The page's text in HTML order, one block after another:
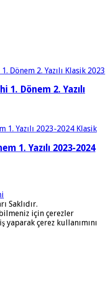
1. Dönem 2. Yazılı
1. Yazılı 2023-2024
Saklıdır.
için çerezler
yaparak çerez kullanımını